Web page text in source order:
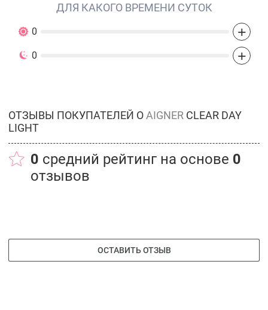
ДЛЯ КАКОГО ВРЕМЕНИ СУТОК
0 +
0 +
ОТЗЫВЫ ПОКУПАТЕЛЕЙ О AIGNER CLEAR DAY
LIGHT
0 средний рейтинг на основе 0
отзывов
ОСТАВИТЬ ОТЗЫВ